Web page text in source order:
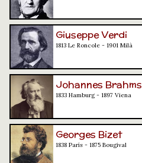
Giuseppe Verdi
1813 Le Roncole - 1901 Milà
Johannes Brahms
1833 Hamburg - 1897 Viena
Georges Bizet
1838 París - 1875 Bougival